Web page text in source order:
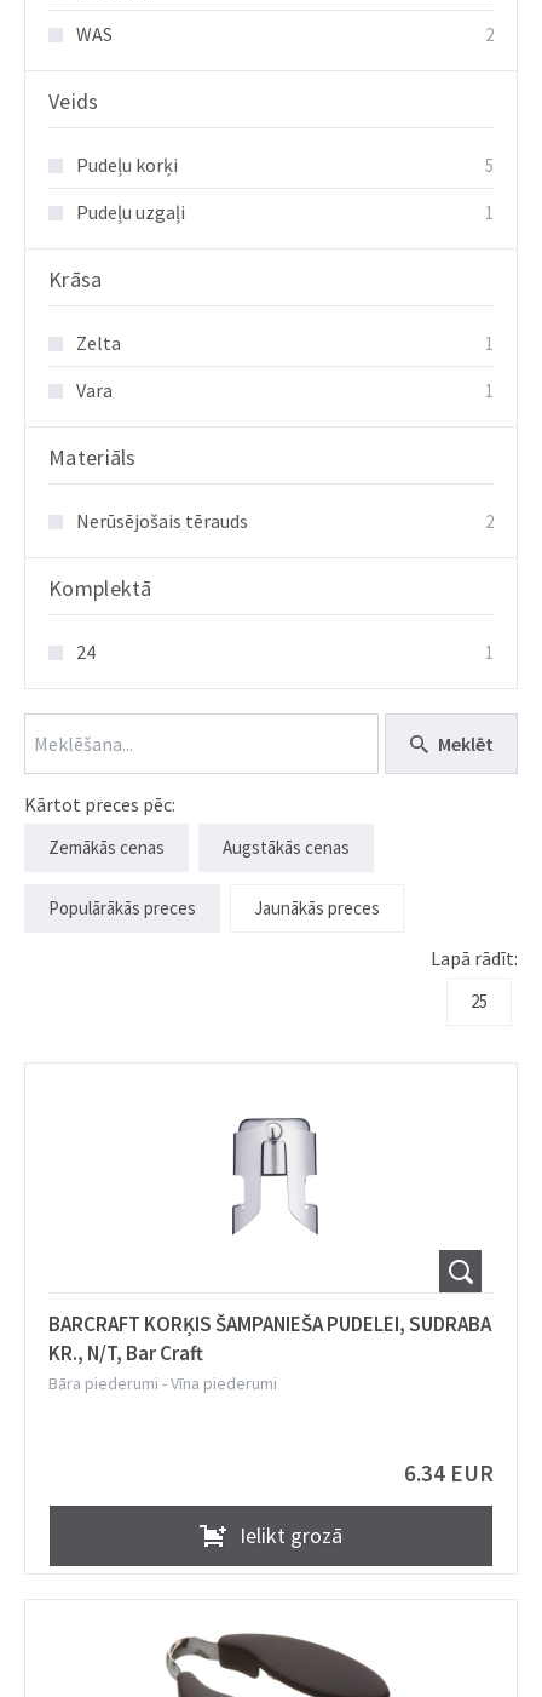
WAS 2
Veids
Pudeļu korķi 5
Pudeļu uzgaļi 1
Krāsa
Zelta 1
Vara 1
Materiāls
Nerūsējošais tērauds 2
Komplektā
24 1
Meklēt
Kārtot preces pēc:
Zemākās cenas Augstākās cenas
Populārākās preces Jaunākās preces
Lapā rādīt:
25
BARCRAFT KORĶIS ŠAMPANIEŠA PUDELEI, SUDRABA
KR., N/T, Bar Craft
Bāra piederumi -Vīna piederumi
6.34 EUR
Ielikt grozā